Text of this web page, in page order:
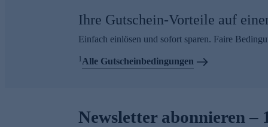
Ihre Gutschein-Vorteile auf
Einfach einlösen und sofort sparen. Faire
1Alle Gutscheinbedingungen
Newsletter abonnieren –